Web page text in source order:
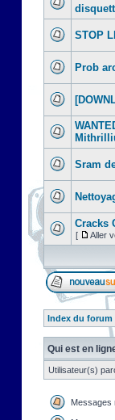
STOP
Prob
Sram
Cracks
[ Aller
Index du forum
Qui est en
Utilisateur(s)
Messages